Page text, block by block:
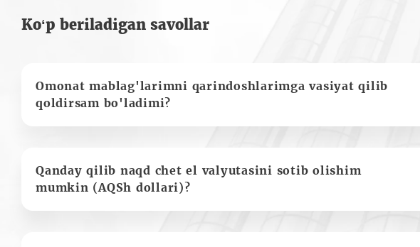
Ko‘p beriladigan savollar
Omonat mablag'larimni qarindoshlarimga vasiyat qilib
qoldirsam bo'ladimi?
Qanday qilib naqd chet el valyutasini sotib olishim
mumkin (AQSh dollari)?